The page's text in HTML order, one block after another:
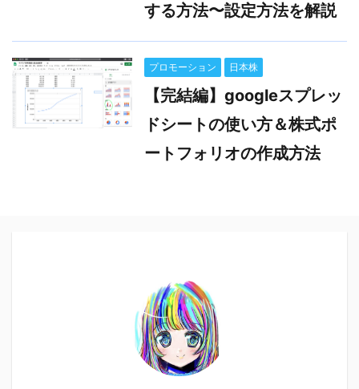
する方法〜設定方法を解説
プロモーション 日本株
【完結編】googleスプレッ
ドシートの使い方＆株式ポ
ートフォリオの作成方法